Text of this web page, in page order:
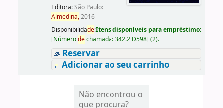
Editora:São Paulo:
Almedina,2016
Disponibilidade:Itens disponíveis para empréstimo:
[Númerodechamada:342.2 D598] (2).
Reservar
Adicionar ao seu carrinho
Não encontrou o
que procura?